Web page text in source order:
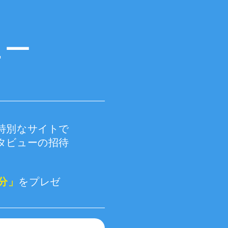
別なサイトで
ビューの招待
」 をプレゼ